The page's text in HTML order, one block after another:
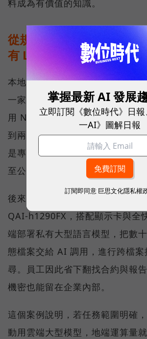
料成為有價值的知識。
從規格走到現場：能源公
有 LLM？
本地 AI 實際落地部署會是什麼模
一家約 50 多人的能源公司為例
用 NAS 搭配雲端 AI 建置內部資
到兩個瓶頸：一是員工查詢時明
是專利、技術與合約都高度敏感
至公有雲，擔心機密資料會有外洩
後來，該公司導入 QNAP AI
QAI-h1290FX，搭配顯示卡與全
端部署私有大型語言模型，把數
態檔案交給 AI 調用，進行跨檔案
尋。員工因此省下翻找合約與報
機密也能留在企業內部。
這個案例說明，若任務範圍明確
動用雲端大型模型，地端運算量
掌握最新 AI 發展
立即訂閱《數位時代》日
一AI》圖解日報
訂閱即同意 巨思文化隱私權